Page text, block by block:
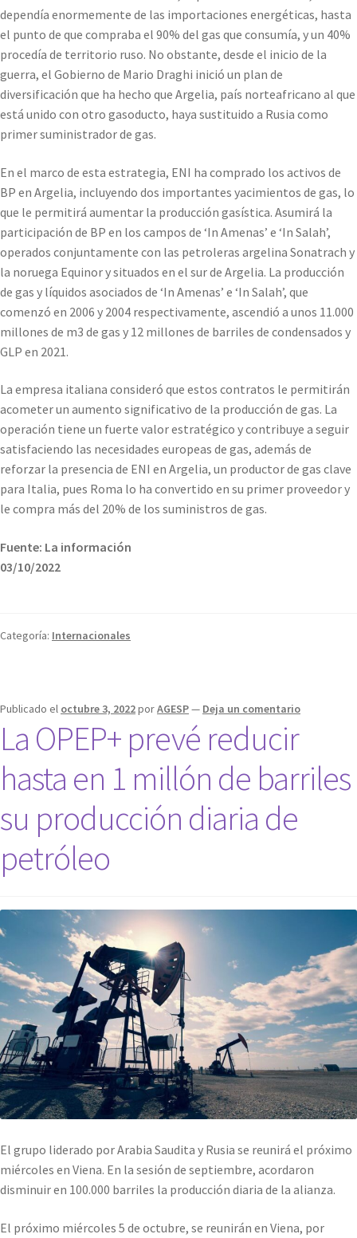
dependía enormemente de las importaciones energéticas, hasta
el punto de que compraba el 90% del gas que consumía, y un 40%
procedía de territorio ruso. No obstante, desde el inicio de la
guerra, el Gobierno de Mario Draghi inició un plan de
diversificación que ha hecho que Argelia, país norteafricano al que
está unido con otro gasoducto, haya sustituido a Rusia como
primer suministrador de gas.
En el marco de esta estrategia, ENI ha comprado los activos de
BP en Argelia, incluyendo dos importantes yacimientos de gas, lo
que le permitirá aumentar la producción gasística. Asumirá la
participación de BP en los campos de ‘In Amenas’ e ‘In Salah’,
operados conjuntamente con las petroleras argelina Sonatrach y
la noruega Equinor y situados en el sur de Argelia. La producción
de gas y líquidos asociados de ‘In Amenas’ e ‘In Salah’, que
comenzó en 2006 y 2004 respectivamente, ascendió a unos 11.000
millones de m3 de gas y 12 millones de barriles de condensados y
GLP en 2021.
La empresa italiana consideró que estos contratos le permitirán
acometer un aumento significativo de la producción de gas. La
operación tiene un fuerte valor estratégico y contribuye a seguir
satisfaciendo las necesidades europeas de gas, además de
reforzar la presencia de ENI en Argelia, un productor de gas clave
para Italia, pues Roma lo ha convertido en su primer proveedor y
le compra más del 20% de los suministros de gas.
Fuente: La información
03/10/2022
Categoría: Internacionales
Publicado el octubre 3, 2022porAGESP— Deja un comentario
La OPEP+ prevé reducir
hasta en 1 millón de barriles
su producción diaria de
petróleo
El grupo liderado por Arabia Saudita y Rusia se reunirá el próximo
miércoles en Viena. En la sesión de septiembre, acordaron
disminuir en 100.000 barriles la producción diaria de la alianza.
El próximo miércoles 5 de octubre, se reunirán en Viena, por